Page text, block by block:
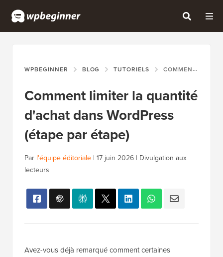
WPBEGINNER BLOG TUTORIELS COMMENT LIMITER LA QUANTITÉ D'ACHAT DANS WORDPRESS (ÉTAPE PAR ÉTAPE)
Comment limiter la quantité
d'achat dans WordPress
(étape par étape)
Par l'équipe éditoriale | 17 juin 2026 | Divulgation aux
lecteurs
Avez-vous déjà remarqué comment certaines